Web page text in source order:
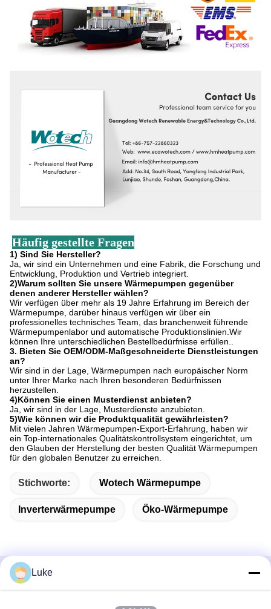
Häufig gestellte Fragen
1) Sind Sie Hersteller?
Ja, wir sind ein Unternehmen und eine Fabrik, die Forschung und
Entwicklung, Produktion und Vertrieb integriert.
2)Warum sollten Sie unsere Wärmepumpen gegenüber
denen anderer Hersteller wählen?
Wir verfügen über mehr als 19 Jahre Erfahrung im Bereich der
Wärmepumpe, darüber hinaus verfügen wir über ein
professionelles technisches Team, das branchenweit führende
Wärmepumpenlabor und automatische Produktionslinien.Wir
können Ihre unterschiedlichen Bestellbedürfnisse erfüllen..
3. Bieten Sie OEM/ODM-Maßgeschneiderte Dienstleistungen
an?
Wir sind in der Lage, Wärmepumpen nach europäischer Norm
unter Ihrer Marke nach Ihren besonderen Bedürfnissen
herzustellen.
4)Können Sie einen Musterdienst anbieten?
Ja, wir sind in der Lage, Musterdienste anzubieten.
5)Wie können wir die Produktqualität gewährleisten?
Mit vielen Jahren Wärmepumpen-Export-Erfahrung, haben wir
ein Top-internationales Qualitätskontrollsystem eingerichtet, um
den Glauben der Herstellung der besten Qualität Wärmepumpen
für den globalen Benutzer zu erreichen.
Stichworte: Wotech Wärmepumpe
Inverterwärmepumpe Öko-Wärmepumpe
Schnelle Kontaktaufnahme
Luke